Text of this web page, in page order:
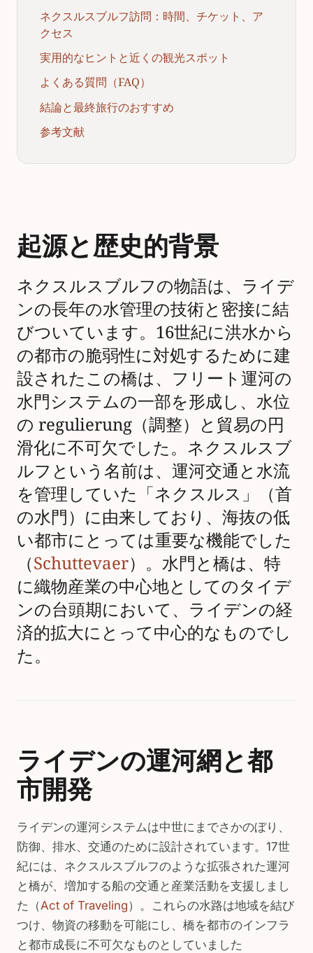
ネクスルスブルフ訪問：時間、チケット、ア
クセス
実用的なヒントと近くの観光スポット
よくある質問（FAQ）
結論と最終旅行のおすすめ
参考文献
起源と歴史的背景
ネクスルスブルフの物語は、ライデ
ンの長年の水管理の技術と密接に結
びついています。16世紀に洪水から
の都市の脆弱性に対処するために建
設されたこの橋は、フリート運河の
水門システムの一部を形成し、水位
の regulierung（調整）と貿易の円
滑化に不可欠でした。ネクスルスブ
ルフという名前は、運河交通と水流
を管理していた「ネクスルス」（首
の水門）に由来しており、海抜の低
い都市にとっては重要な機能でした
（Schuttevaer）。水門と橋は、特
に織物産業の中心地としてのタイデ
ンの台頭期において、ライデンの経
済的拡大にとって中心的なものでし
た。
ライデンの運河網と都
市開発
ライデンの運河システムは中世にまでさかのぼり、
防御、排水、交通のために設計されています。17世
紀には、ネクスルスブルフのような拡張された運河
と橋が、増加する船の交通と産業活動を支援しまし
た（Act of Traveling）。これらの水路は地域を結び
つけ、物資の移動を可能にし、橋を都市のインフラ
と都市成長に不可欠なものとしていました